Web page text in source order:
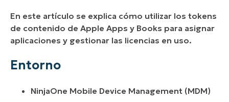
Recursos adicionales
En este artículo se explica cómo utilizar los tokens
de contenido de Apple Apps y Books para asignar
aplicaciones y gestionar las licencias en uso.
Entorno
NinjaOne Mobile Device Management (MDM)